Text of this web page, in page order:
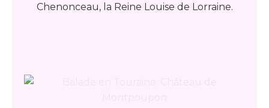
Chenonceau, la Reine Louise de Lorraine.